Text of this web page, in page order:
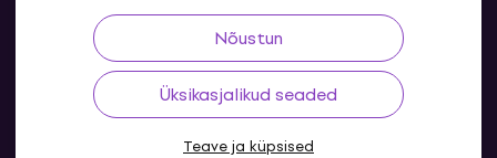
Nõustun
Üksikasjalikud seaded
Teave ja küpsised